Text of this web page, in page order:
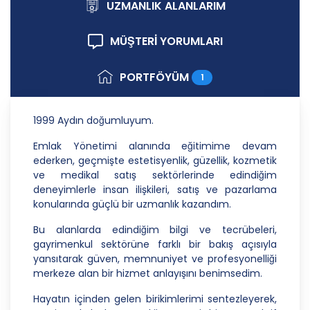
Veri İşleme Faaliyetlerinde Bulunma
CB Gayrimenkul Franchising Pazarlama ve
Danışmanlık Hizmetleri A.Ş.; kişisel verilerin
işlenmesi faaliyetleri kapsamında hukuka ve
yükümlüdür. Bu kapsamda, orantılılık gereklilikleri
dikkate alınacakve kişisel verileri işleme amacı
dışında kullanmayacaktır.
2. Kişisel Verilerin Doğru ve Gerektiğinde
Güncel Olmasını Sağlama
Danışmanlık Hizmetleri A.Ş.; kişisel veri sahiplerinin
temel haklarını ve kendi meşru menfaatlerini
dikkate alarak işlediği kişisel verilerin doğru ve
güncel olmasını sağlamakla ve bu doğrultuda
gerekli tedbirleri almak için gerekli sistemleri
kurmakla yükümlüdür.
UZMANLIK ALANLARIM
MÜŞTERİ YORUMLARI
PORTFÖYÜM 1
1999 Aydın doğumluyum.
Emlak Yönetimi alanında eğitimime devam
ederken, geçmişte estetisyenlik, güzellik, kozmetik
ve medikal satış sektörlerinde edindiğim
deneyimlerle insan ilişkileri, satış ve pazarlama
konularında güçlü bir uzmanlık kazandım.
Bu alanlarda edindiğim bilgi ve tecrübeleri,
gayrimenkul sektörüne farklı bir bakış açısıyla
yansıtarak güven, memnuniyet ve profesyonelliği
merkeze alan bir hizmet anlayışını benimsedim.
Hayatın içinden gelen birikimlerimi sentezleyerek,